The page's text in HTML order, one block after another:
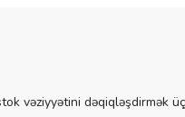
vəziyyətini dəqiqləşdirmək